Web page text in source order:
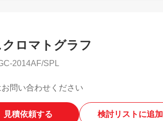
クロマトグラフ
2014AF/SPL
問い合わせください
見積依頼する 検討リストに追加